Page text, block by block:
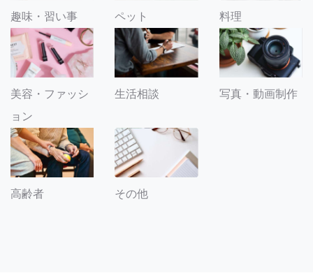
趣味・習い事 ペット 料理
美容・ファッシ
ョン
生活相談 写真・動画制作
高齢者 その他